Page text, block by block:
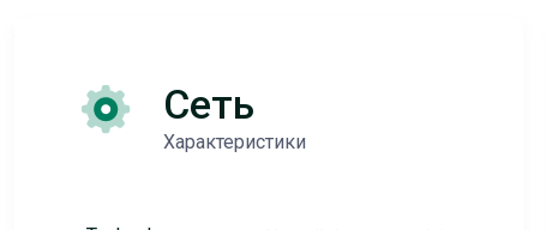
Сеть
Характеристики